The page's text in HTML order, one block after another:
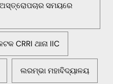
ସମୟରେ
CRRI ଥାନା IIC
ଲରମ୍ଭା ମହାବିଦ୍ୟାଳୟ